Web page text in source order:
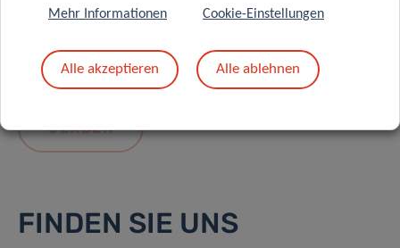
Datenschutzrichtlinie.
FINDEN SIE UNS
Mehr Informationen Cookie-Einstellungen
Alle akzeptieren Alle ablehnen